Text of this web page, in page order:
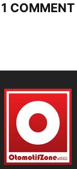
1 COMMENT